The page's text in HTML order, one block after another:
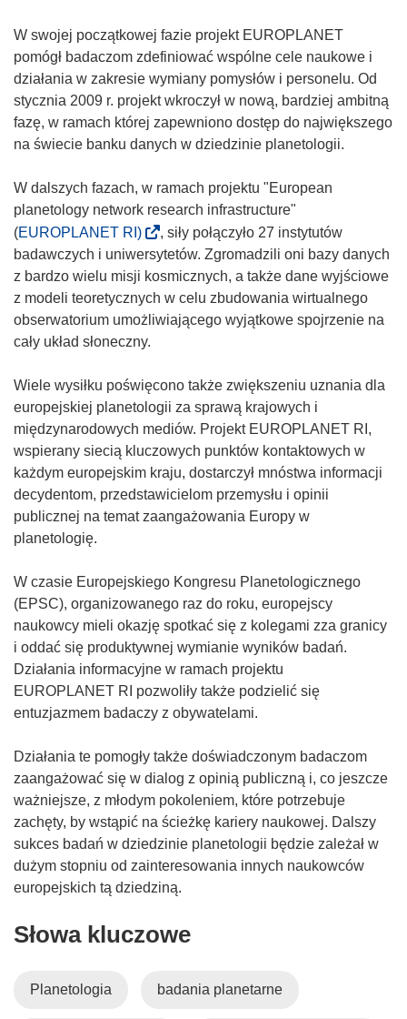
o
ś
n
i
k
o
w
o
r
z
y
s
i
n
o
w
y
m
o
k
e
)
W swojej początkowej fazie projekt EUROPLANET
pomógł badaczom zdefiniować wspólne cele naukowe i
działania w zakresie wymiany pomysłów i personelu. Od
stycznia 2009 r. projekt wkroczył w nową, bardziej ambitną
fazę, w ramach której zapewniono dostęp do największego
na świecie banku danych w dziedzinie planetologii.
W dalszych fazach, w ramach projektu "European
planetology network research infrastructure"
(EUROPLANET RI)(
o
d
n
o
ś
i
k
o
t
w
o
r
s
i
ę
w
n
o
w
m
o
k
n
i
e
)
, siły połączyło 27 instytutów
badawczych i uniwersytetów. Zgromadzili oni bazy danych
z bardzo wielu misji kosmicznych, a także dane wyjściowe
z modeli teoretycznych w celu zbudowania wirtualnego
obserwatorium umożliwiającego wyjątkowe spojrzenie na
cały układ słoneczny.
Wiele wysiłku poświęcono także zwiększeniu uznania dla
europejskiej planetologii za sprawą krajowych i
międzynarodowych mediów. Projekt EUROPLANET RI,
wspierany siecią kluczowych punktów kontaktowych w
każdym europejskim kraju, dostarczył mnóstwa informacji
decydentom, przedstawicielom przemysłu i opinii
publicznej na temat zaangażowania Europy w
planetologię.
W czasie Europejskiego Kongresu Planetologicznego
(EPSC), organizowanego raz do roku, europejscy
naukowcy mieli okazję spotkać się z kolegami zza granicy
i oddać się produktywnej wymianie wyników badań.
Działania informacyjne w ramach projektu
EUROPLANET RI pozwoliły także podzielić się
entuzjazmem badaczy z obywatelami.
Działania te pomogły także doświadczonym badaczom
zaangażować się w dialog z opinią publiczną i, co jeszcze
ważniejsze, z młodym pokoleniem, które potrzebuje
zachęty, by wstąpić na ścieżkę kariery naukowej. Dalszy
sukces badań w dziedzinie planetologii będzie zależał w
dużym stopniu od zainteresowania innych naukowców
europejskich tą dziedziną.
Słowa kluczowe
Planetologia badania planetarne